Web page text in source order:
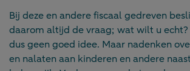
Bij deze en andere fiscaal gedreven
daarom altijd de vraag; wat wilt u echt?
dus geen goed idee. Maar nadenken
en nalaten aan kinderen en andere